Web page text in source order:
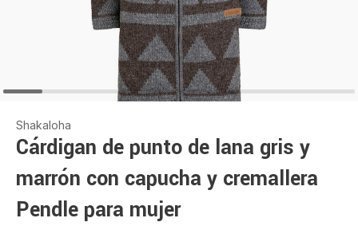
Shakaloha
Cárdigan de punto de lana gris y
marrón con capucha y cremallera
Pendle para mujer